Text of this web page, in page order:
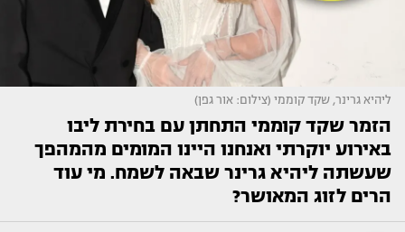
ליהיא גרינר, שקד קוממי (צילום: אור גפן)
הזמר שקד קוממי התחתן עם בחירת ליבו
באירוע יוקרתי ואנחנו היינו המומים מהמהפך
שעשתה ליהיא גרינר שבאה לשמח. מי עוד
הרים לזוג המאושר?